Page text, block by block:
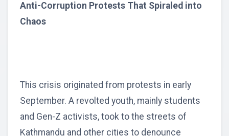
Anti-Corruption Protests That Spiraled into
Chaos
This crisis originated from protests in early
September. A revolted youth, mainly students
and Gen-Z activists, took to the streets of
Kathmandu and other cities to denounce